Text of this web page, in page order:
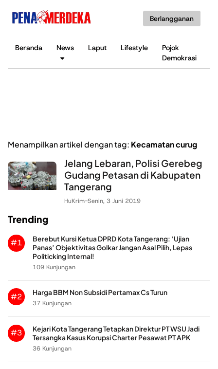
Berlangganan
Beranda News Laput Lifestyle
Pojok
Demokrasi
Menampilkan artikel dengan tag: Kecamatan curug
Jelang Lebaran, Polisi Gerebeg
Gudang Petasan di Kabupaten
Tangerang
HuKrim-Senin, 3 Juni 2019
Trending
#1
Berebut Kursi Ketua DPRD Kota Tangerang: ‘Ujian
Panas’ Objektivitas Golkar Jangan Asal Pilih, Lepas
Politicking Internal!
109 Kunjungan
#2
Harga BBM Non Subsidi Pertamax Cs Turun
37 Kunjungan
#3
Kejari Kota Tangerang Tetapkan Direktur PT WSU Jadi
Tersangka Kasus Korupsi Charter Pesawat PT APK
36 Kunjungan